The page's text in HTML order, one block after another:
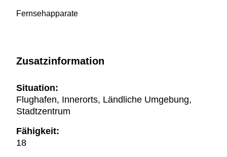
Fernsehapparate
Zusatzinformation
Situation:
Flughafen, Innerorts, Ländliche Umgebung,
Stadtzentrum
Fähigkeit:
18